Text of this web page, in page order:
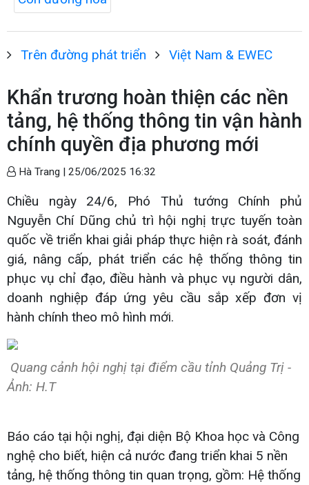
Trên đường phát triển Việt Nam & EWEC
Khẩn trương hoàn thiện các nền
tảng, hệ thống thông tin vận hành
chính quyền địa phương mới
Hà Trang | 25/06/2025 16:32
Chiều ngày 24/6, Phó Thủ tướng Chính phủ
Nguyễn Chí Dũng chủ trì hội nghị trực tuyến toàn
quốc về triển khai giải pháp thực hiện rà soát, đánh
giá, nâng cấp, phát triển các hệ thống thông tin
phục vụ chỉ đạo, điều hành và phục vụ người dân,
doanh nghiệp đáp ứng yêu cầu sắp xếp đơn vị
hành chính theo mô hình mới.
Quang cảnh hội nghị tại điểm cầu tỉnh Quảng Trị -
Ảnh: H.T
Báo cáo tại hội nghị, đại diện Bộ Khoa học và Công
nghệ cho biết, hiện cả nước đang triển khai 5 nền
tảng, hệ thống thông tin quan trọng, gồm: Hệ thống